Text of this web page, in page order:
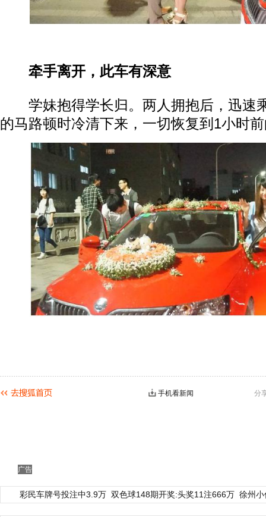
牵手离开，此车有深意
学妹抱得学长归。两人拥抱后，迅速
的马路顿时冷清下来，一切恢复到1小时
分
手机看新闻
广告
彩民车牌号投注中3.9万 双色球148期开奖:头奖11注666万 徐州